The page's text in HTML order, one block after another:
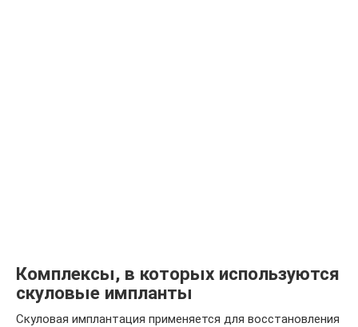
Комплексы, в которых используются
скуловые импланты
Скуловая имплантация применяется для восстановления